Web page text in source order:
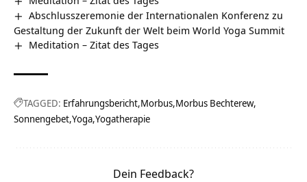
Abschlusszeremonie der Internationalen Konferenz zu
Gestaltung der Zukunft der Welt beim World Yoga Summit
Meditation – Zitat des Tages
TAGGED: Erfahrungsbericht Morbus Morbus Bechterew
Sonnengebet Yoga Yogatherapie
Dein Feedback?